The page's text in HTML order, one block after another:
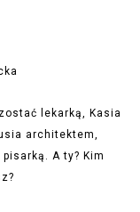
lekarką, Kasia
architektem,
A ty? Kim